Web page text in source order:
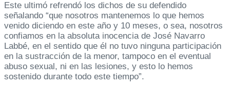
Este ultimó refrendó los dichos de su defendido
señalando “que nosotros mantenemos lo que hemos
venido diciendo en este año y 10 meses, o sea, nosotros
confiamos en la absoluta inocencia de José Navarro
Labbé, en el sentido que él no tuvo ninguna participación
en la sustracción de la menor, tampoco en el eventual
abuso sexual, ni en las lesiones, y esto lo hemos
sostenido durante todo este tiempo”.